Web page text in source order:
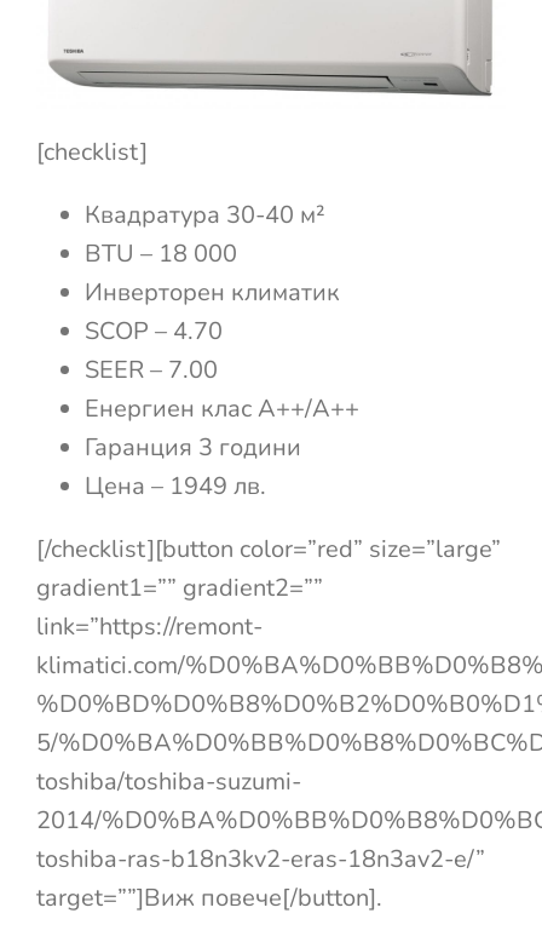
[checklist]
Квадратура 30-40 м²
BTU – 18 000
Инверторен климатик
SCOP – 4.70
SEER – 7.00
Енергиен клас А++/A++
Гаранция 3 години
Цена – 1949 лв.
[/checklist][button color=”red” size=”large”
gradient1=”” gradient2=””
link=”https://remont-
klimatici.com/
5/
toshiba/toshiba-suzumi-
2014/
toshiba-ras-b18n3kv2-eras-18n3av2-e/”
target=””]Виж повече[/button].